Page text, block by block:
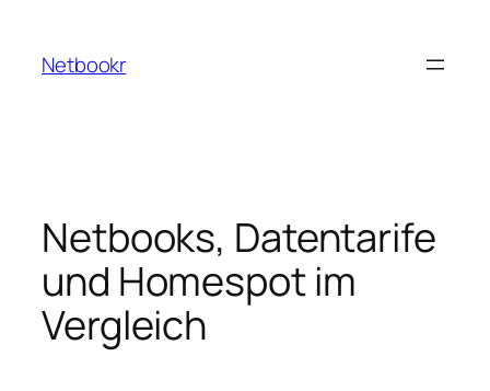
springen
Netbookr
Netbooks, Datentarife
und Homespot im
Vergleich